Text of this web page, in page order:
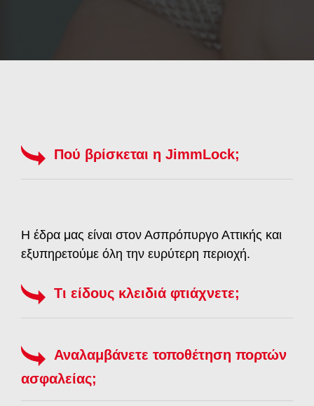
Πού βρίσκεται η JimmLock;
Η έδρα μας είναι στον Ασπρόπυργο Αττικής και
εξυπηρετούμε όλη την ευρύτερη περιοχή.
Τι είδους κλειδιά φτιάχνετε;
Αναλαμβάνετε τοποθέτηση πορτών
ασφαλείας;